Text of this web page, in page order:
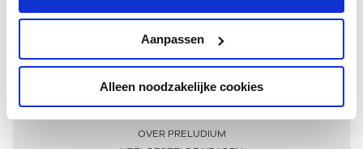
Aanpassen
Alleen noodzakelijke cookies
Meer informatie
OVER PRELUDIUM